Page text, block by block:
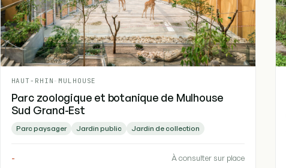
HAUT-RHIN - MULHOUSE
Parc zoologique et botanique de Mulhouse
Sud Grand-Est
Parc paysager Jardin public Jardin de collection
- À consulter sur place